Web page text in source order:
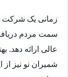
زمانی یک شرکت
سمت مردم
عالی ارائه دهد.
شمیران نو نیز